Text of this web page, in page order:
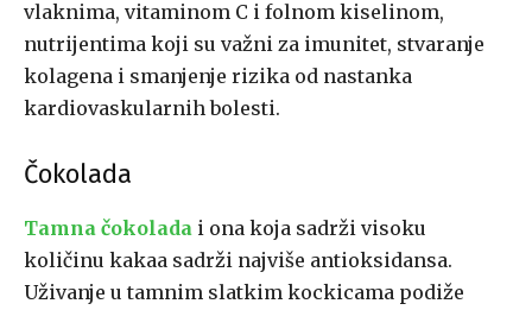
vlaknima, vitaminom C i folnom kiselinom,
nutrijentima koji su važni za imunitet, stvaranje
kolagena i smanjenje rizika od nastanka
kardiovaskularnih bolesti.
Čokolada
Tamna čokolada i ona koja sadrži visoku
količinu kakaa sadrži najviše antioksidansa.
Uživanje u tamnim slatkim kockicama podiže